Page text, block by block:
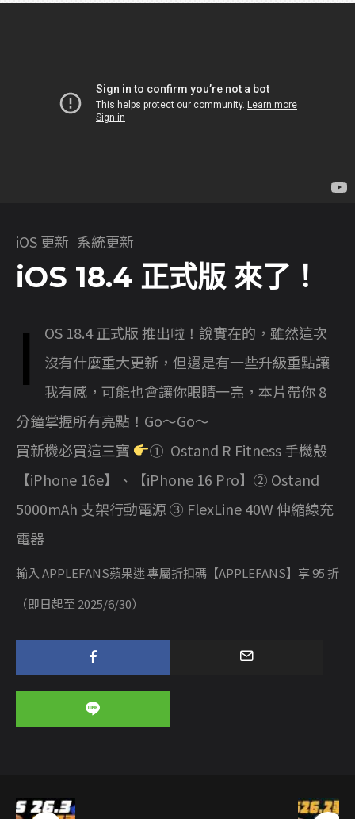
iOS 更新 系統更新
iOS 18.4 正式版 來了！
i OS 18.4 正式版推出啦！說實在的，雖然這次
沒有什麼重大更新，但還是有一些升級重點讓
我有感，可能也會讓你眼睛一亮，本片帶你 8
分鐘掌握所有亮點！Go～Go～
買新機必買這三寶
① Ostand R Fitness 手機殼
【iPhone 16e】
、 【iPhone 16 Pro】 ② Ostand
5000mAh 支架行動電源③ FlexLine 40W 伸縮線充
電器
輸入 APPLEFANS蘋果迷 專屬折扣碼【APPLEFANS】享 95 折
（即日起至 2025/6/30）